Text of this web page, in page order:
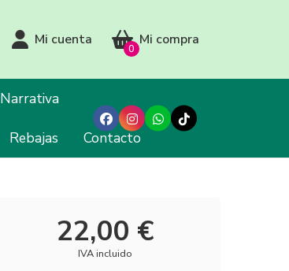
Mi cuenta Mi compra
0
Narrativa
Rebajas Contacto
22,00 €
IVA incluido